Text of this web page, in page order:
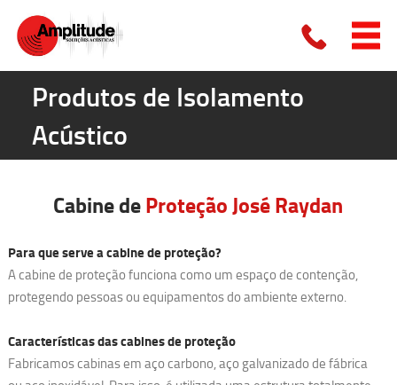
Produtos de Isolamento
Acústico
Cabine deProteçãoJosé Raydan
Para que serve a cabine de proteção?
A cabine de proteção funciona como um espaço de contenção,
protegendo pessoas ou equipamentos do ambiente externo.
Características das cabines de proteção
Fabricamos cabinas em aço carbono, aço galvanizado de fábrica